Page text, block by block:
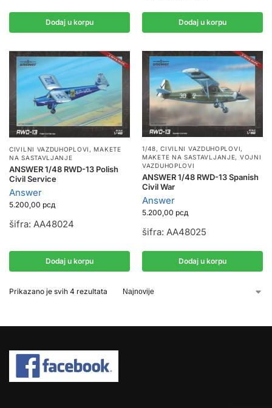
Dodaj u korpu Dodaj u korpu
CIVILNI VAZDUHOPLOVI ,MAKETE
NA SASTAVLJANJE
ANSWER 1/48 RWD-13 Polish
Civil Service
Answer
5.200,00 рсд
šifra: AA48024
Dodaj u korpu
1/48,CIVILNI VAZDUHOPLOVI,
MAKETE NA SASTAVLJANJE, VOJNI
VAZDUHOPLOVI
ANSWER 1/48 RWD-13 Spanish
Civil War
Answer
5.200,00 рсд
šifra: AA48025
Dodaj u korpu
Prikazano je svih 4 rezultata